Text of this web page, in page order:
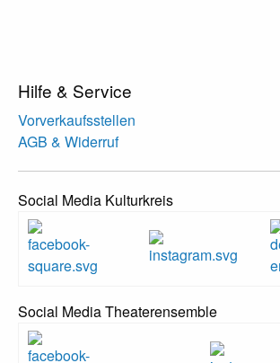
Hilfe & Service
Vorverkaufsstellen
AGB & Widerruf
Social Media Kulturkreis
Social Media Theaterensemble